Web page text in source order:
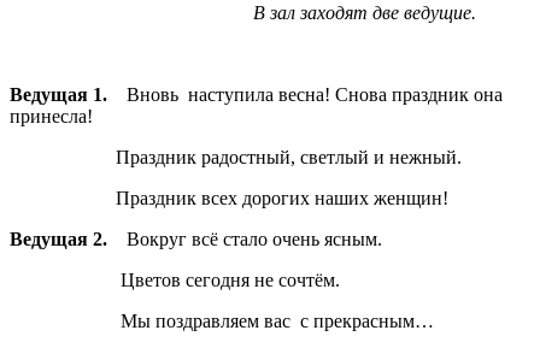
В зал заходят две ведущие.
Ведущая 1. Вновь наступила весна! Снова праздник она
принесла!
Праздник радостный, светлый и нежный.
Праздник всех дорогих наших женщин!
Ведущая 2. Вокруг всё стало очень ясным.
Цветов сегодня не сочтём.
Мы поздравляем вас с прекрасным…